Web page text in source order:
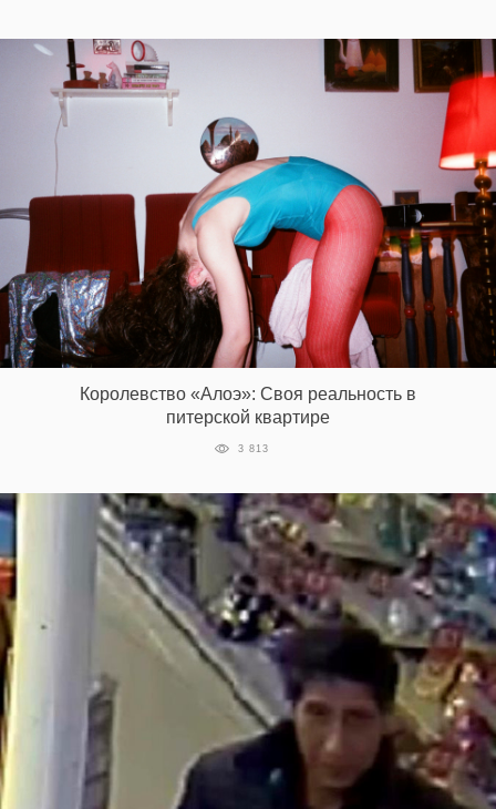
Королевство «Алоэ»: Своя реальность в
питерской квартире
3 813